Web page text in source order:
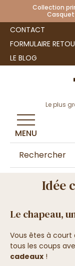
Collection
CONTACT
FORMULAIRE
LE BLOG
Le plus
MENU
Idée
Le chapeau,
Vous êtes à court
tous les coups
cadeaux !